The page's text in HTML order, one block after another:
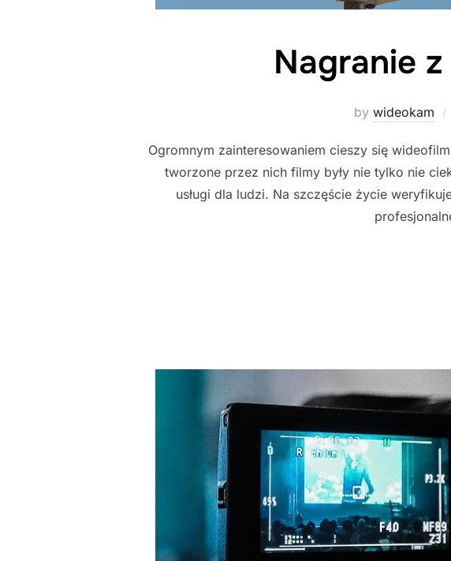
Nagranie
by wideokam
Ogromnym zainteresowaniem cieszy się
tworzone przez nich filmy były nie tylko nie
usługi dla ludzi. Na szczęście życie